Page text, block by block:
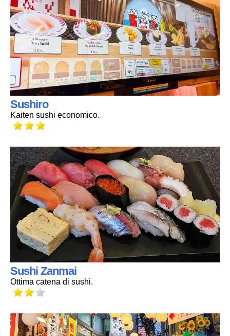
Sushiro
Kaiten sushi economico.
Sushi Zanmai
Ottima catena di sushi.